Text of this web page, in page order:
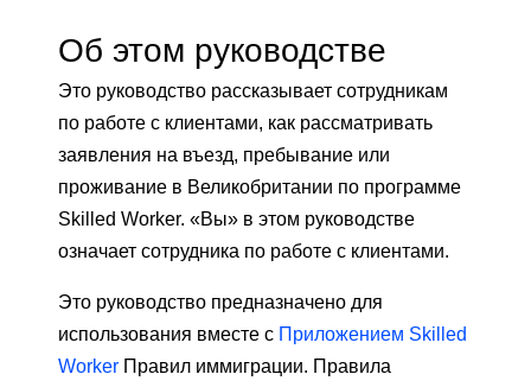
Об этом руководстве
Это руководство рассказывает сотрудникам
по работе с клиентами, как рассматривать
заявления на въезд, пребывание или
проживание в Великобритании по программе
Skilled Worker. «Вы» в этом руководстве
означает сотрудника по работе с клиентами.
Это руководство предназначено для
использования вместе с Приложением Skilled
Worker Правил иммиграции. Правила